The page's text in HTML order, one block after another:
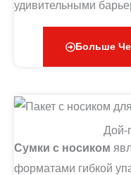
удивительными
Больше
Дой-
Сумки с носиком
форматами гибкой